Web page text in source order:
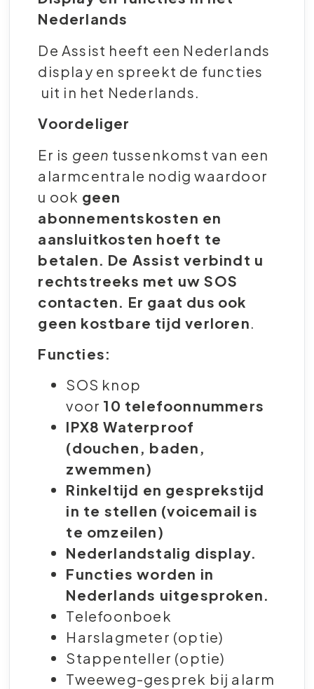
Nederlands
De Assist heeft een Nederlands
display en spreekt de functies
uit in het Nederlands.
Voordeliger
Er is geen tussenkomst van een
alarmcentrale nodig waardoor
u ook geen
abonnementskosten en
aansluitkosten hoeft te
betalen. De Assist verbindt u
rechtstreeks met uw SOS
contacten. Er gaat dus ook
geen kostbare tijd verloren.
Functies:
SOS knop
voor 10 telefoonnummers
IPX8 Waterproof
(douchen, baden,
zwemmen)
Rinkeltijd en gesprekstijd
in te stellen (voicemail is
te omzeilen)
Nederlandstalig display.
Functies worden in
Nederlands uitgesproken.
Telefoonboek
Harslagmeter (optie)
Stappenteller (optie)
Tweeweg-gesprek bij alarm